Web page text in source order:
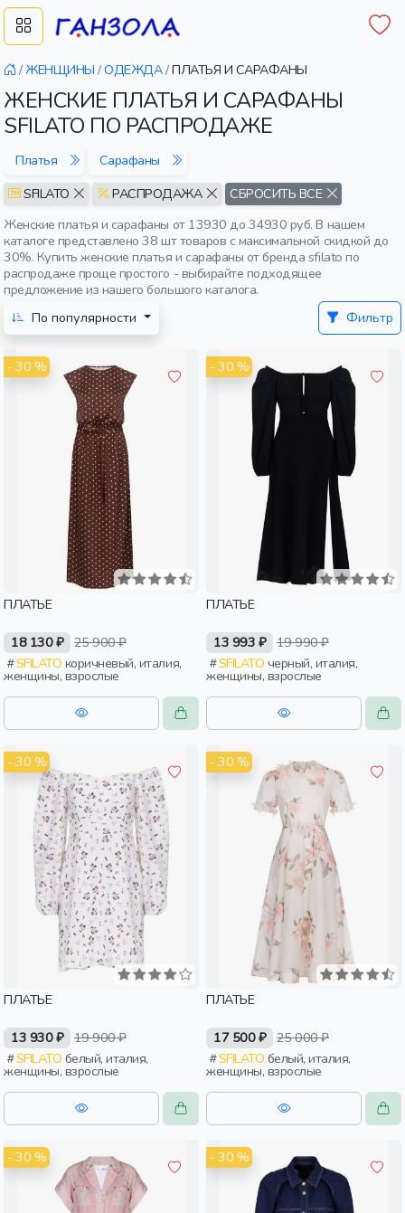
/ ЖЕНЩИНЫ /ОДЕЖДА/ПЛАТЬЯ И САРАФАНЫ
ЖЕНСКИЕ ПЛАТЬЯ И САРАФАНЫ
SFILATO ПО РАСПРОДАЖЕ
Платья
Сарафаны
SFILATO
РАСПРОДАЖА
СБРОСИТЬ ВСЕ
Женские платья и сарафаны от 13930 до 34930 руб. В нашем
каталоге представлено 38 шт товаров с максимальной скидкой до
30%. Купить женские платья и сарафаны от бренда sfilato по
распродаже проще простого - выбирайте подходящее
предложение из нашего большого каталога.
По популярности
Фильтр
- 30 %
ПЛАТЬЕ
18 130 ₽ 25 900 ₽
SFILATO
женщины, взрослые
- 30 %
ПЛАТЬЕ
13 993 ₽ 19 990 ₽
SFILATO
женщины, взрослые
- 30 %
ПЛАТЬЕ
13 930 ₽ 19 900 ₽
SFILATO
женщины, взрослые
- 30 %
ПЛАТЬЕ
17 500 ₽ 25 000 ₽
SFILATO
женщины, взрослые
- 30 % - 30 %